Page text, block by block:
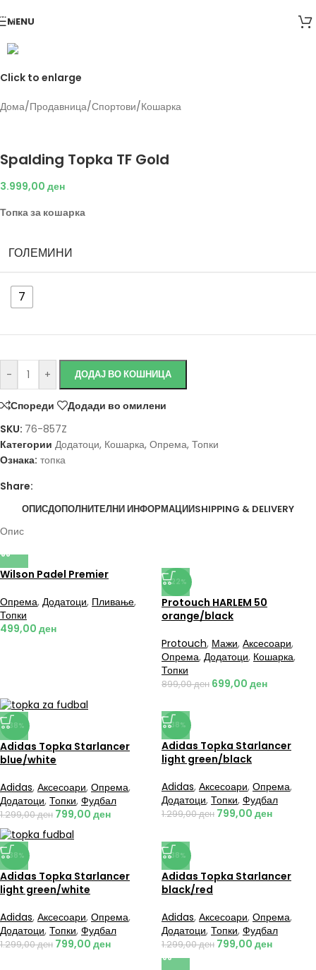
Skip to navigation
Skip to main content
MENU
Click to enlarge
Дома/Продавница/Спортови/Кошарка
Spalding Topka TF Gold
3.999,00 ден
Топка за кошарка
ГОЛЕМИНИ
7
- + ДОДАЈ ВО КОШНИЦА
Спореди
Додади во омилени
SKU: 76-857Z
Категории Додатоци, Кошарка, Опрема, Топки
Ознака: топка
Share:
ОПИСДОПОЛНИТЕЛНИ ИНФОРМАЦИИSHIPPING & DELIVERY
Опис
Wilson Padel Premier
Опрема, Додатоци, Пливање,
Топки
499,00 ден
-22%
Protouch HARLEM 50
orange/black
Protouch, Мажи, Аксесоари,
Опрема, Додатоци, Кошарка,
Топки
899,00ден 699,00 ден
-38%
Adidas Topka Starlancer
blue/white
Adidas, Аксесоари, Опрема,
Додатоци, Топки, Фудбал
1.299,00ден 799,00 ден
-38%
Adidas Topka Starlancer
light green/black
Adidas, Аксесоари, Опрема,
Додатоци, Топки, Фудбал
1.299,00ден 799,00 ден
-38%
Adidas Topka Starlancer
light green/white
Adidas, Аксесоари, Опрема,
Додатоци, Топки, Фудбал
1.299,00ден 799,00 ден
-38%
Adidas Topka Starlancer
black/red
Adidas, Аксесоари, Опрема,
Додатоци, Топки, Фудбал
1.299,00ден 799,00 ден